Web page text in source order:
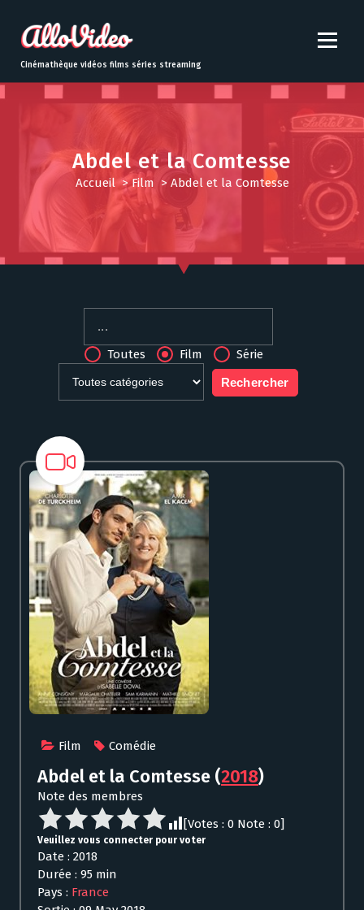
t
o
Cinémathèque vidéos films séries streaming
Abdel et la Comtesse
Accueil>Film > Abdel et la Comtesse
Toutes Film Série
Film Comédie
Abdel et la Comtesse (2018)
Note des membres
[Votes : 0 Note : 0]
Veuillez vous connecter pour voter
Date : 2018
Durée : 95 min
Pays : France